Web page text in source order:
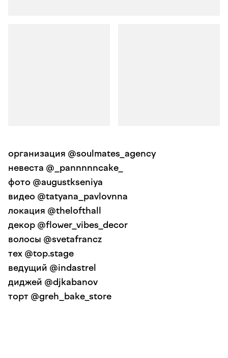
организация @soulmates_agency
невеста @_pannnnncake_
фото @augustkseniya
видео @tatyana_pavlovnna
локация @thelofthall
декор @flower_vibes_decor
волосы @svetafrancz
тех @top.stage
ведущий @indastrel
диджей @djkabanov
торт @greh_bake_store